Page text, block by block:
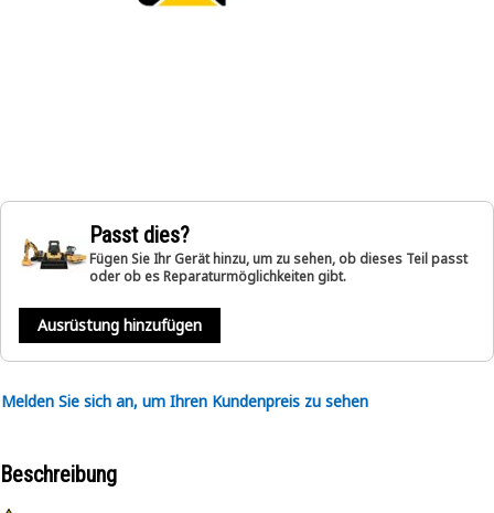
Passt dies?
Fügen Sie Ihr Gerät hinzu, um zu sehen, ob dieses Teil passt
oder ob es Reparaturmöglichkeiten gibt.
Ausrüstung hinzufügen
Melden Sie sich an, um Ihren Kundenpreis zu sehen
Beschreibung